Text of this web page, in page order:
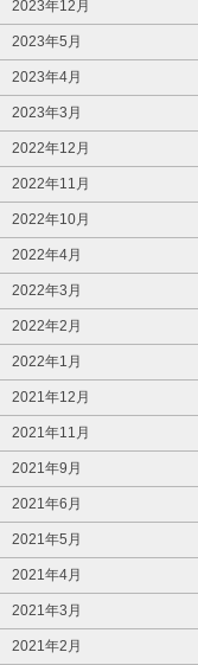
2023年12月
2023年5月
2023年4月
2023年3月
2022年12月
2022年11月
2022年10月
2022年4月
2022年3月
2022年2月
2022年1月
2021年12月
2021年11月
2021年9月
2021年6月
2021年5月
2021年4月
2021年3月
2021年2月